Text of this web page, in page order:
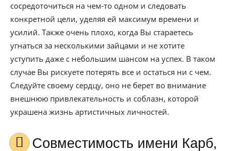
сосредоточиться на чем-то одном и следовать
конкретной цели, уделяя ей максимум времени и
усилий. Также очень плохо, когда Вы стараетесь
угнаться за несколькими зайцами и не хотите
уступить даже с небольшим шансом на успех. В таком
случае Вы рискуете потерять все и остаться ни с чем.
Следуйте своему сердцу, оно не берет во внимание
внешнюю привлекательность и соблазн, которой
украшена жизнь артистичных личностей.
Совместимость имени Карб,